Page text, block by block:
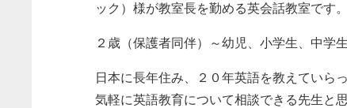
ック）様が教室長を勤める英会話教室です。
２歳（保護者同伴）～幼児、小学生、中学
日本に長年住み、２０年英語を教えていら
気軽に英語教育について相談できる先生と